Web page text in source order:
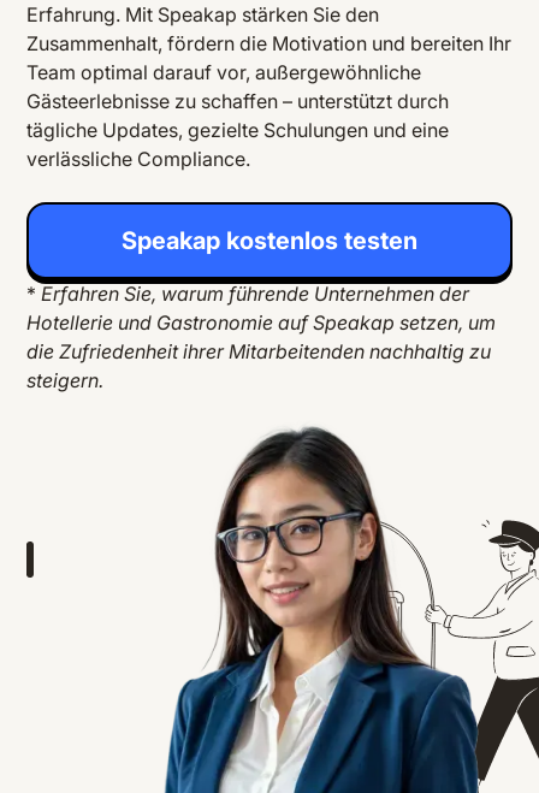
Erfahrung. Mit Speakap stärken Sie den
Zusammenhalt, fördern die Motivation und bereiten Ihr
Team optimal darauf vor, außergewöhnliche
Gästeerlebnisse zu schaffen – unterstützt durch
tägliche Updates, gezielte Schulungen und eine
verlässliche Compliance.
Speakap kostenlos testen
*Erfahren Sie, warum führende Unternehmen der
Hotellerie und Gastronomie auf Speakap setzen, um
die Zufriedenheit ihrer Mitarbeitenden nachhaltig zu
steigern.